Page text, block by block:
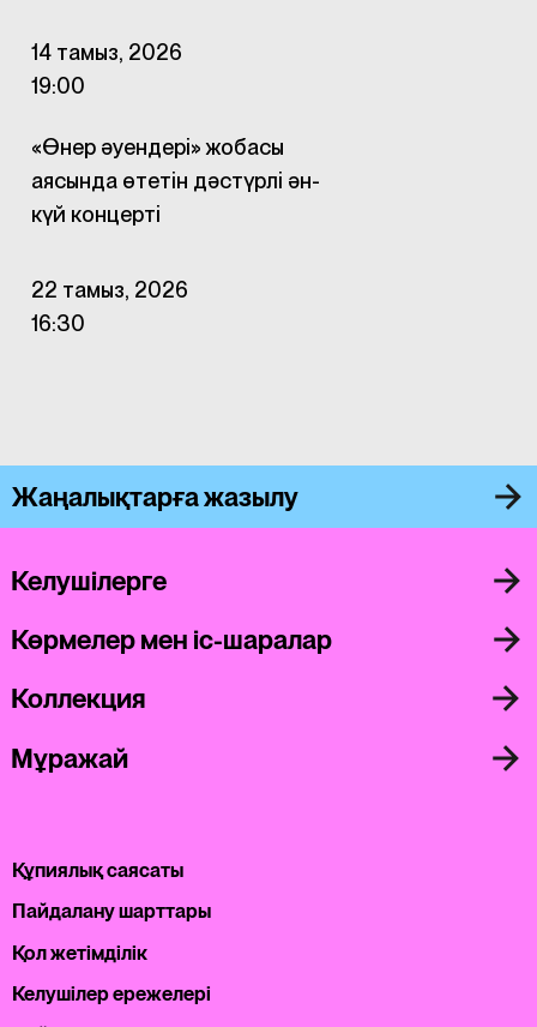
14 тамыз, 2026
19:00
«Өнер әуендері» жобасы
аясында өтетін дәстүрлі ән-
күй концерті
22 тамыз, 2026
16:30
Жаңалықтарға жазылу
Құпиялық саясаты
Пайдалану шарттары
Қол жетімділік
Келушілер ережелері
Келушілерге
Көрмелер мен іс-шаралар
Коллекция
Мұражай